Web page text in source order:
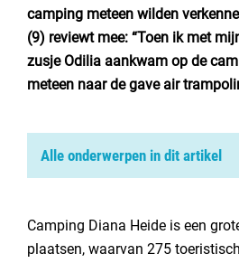
Zwitserland
Nieuws / blog
Veel gestelde vragen
Samenwerken / adverteren
Contact opnemen
camping meteen wilden
(9) reviewt mee: “Toen ik met
zusje Odilia aankwam op de
meteen naar de gave air
Alle onderwerpen in dit artikel
Onze accommodatie op Diana Heide
Ruime, speelse kampeerplaatsen
Camping Diana Heide is een
plaatsen, waarvan 275